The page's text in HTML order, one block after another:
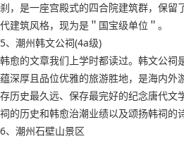
刹，是一座宫殿式的四合院建筑群，保留
代建筑风格，现为是＂国宝级单位＂。
5、潮州韩文公祠(4a级)
韩愈的文章我们上学时都读过。韩文公祠
蕴深厚且品位优雅的旅游胜地，是海内外
存历史最久远、保存最完好的纪念唐代文
祠的历史和韩愈治潮业绩以及颂扬韩祠的
6、潮州石壁山景区